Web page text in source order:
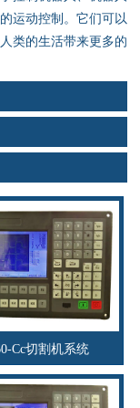
资料下载
产品应用
联系电话
s
运动控制。它们可以
类的生活带来更多的
Cc切割机系统